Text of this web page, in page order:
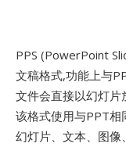
PPS (PowerPoint
文稿格式,功能上与
文件会直接以幻灯片
该格式使用与PPT相
幻灯片、文本、图